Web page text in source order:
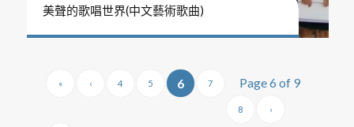
美聲的歌唱世界(中文藝術歌曲)
Page 6 of 9
« ‹ 4 5 6 7
8 ›